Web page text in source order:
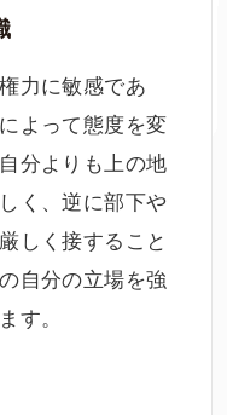
力に敏感であ
よって態度を変
分よりも上の地
く、逆に部下や
しく接すること
自分の立場を強
す。